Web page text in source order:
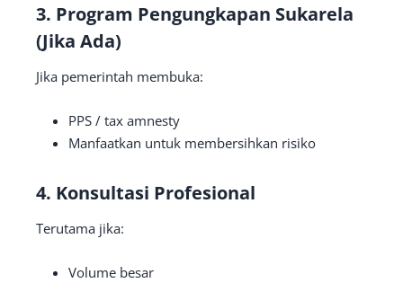
3. Program Pengungkapan Sukarela
(Jika Ada)
Jika pemerintah membuka:
PPS / tax amnesty
Manfaatkan untuk membersihkan risiko
4. Konsultasi Profesional
Terutama jika:
Volume besar